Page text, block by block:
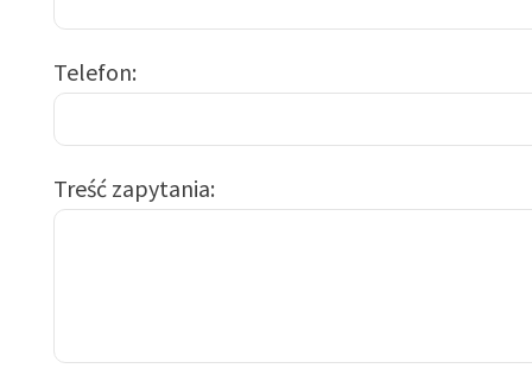
Telefon
Treść zapytania